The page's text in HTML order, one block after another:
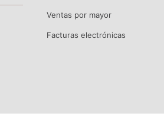
Ventas por mayor
Facturas electrónicas